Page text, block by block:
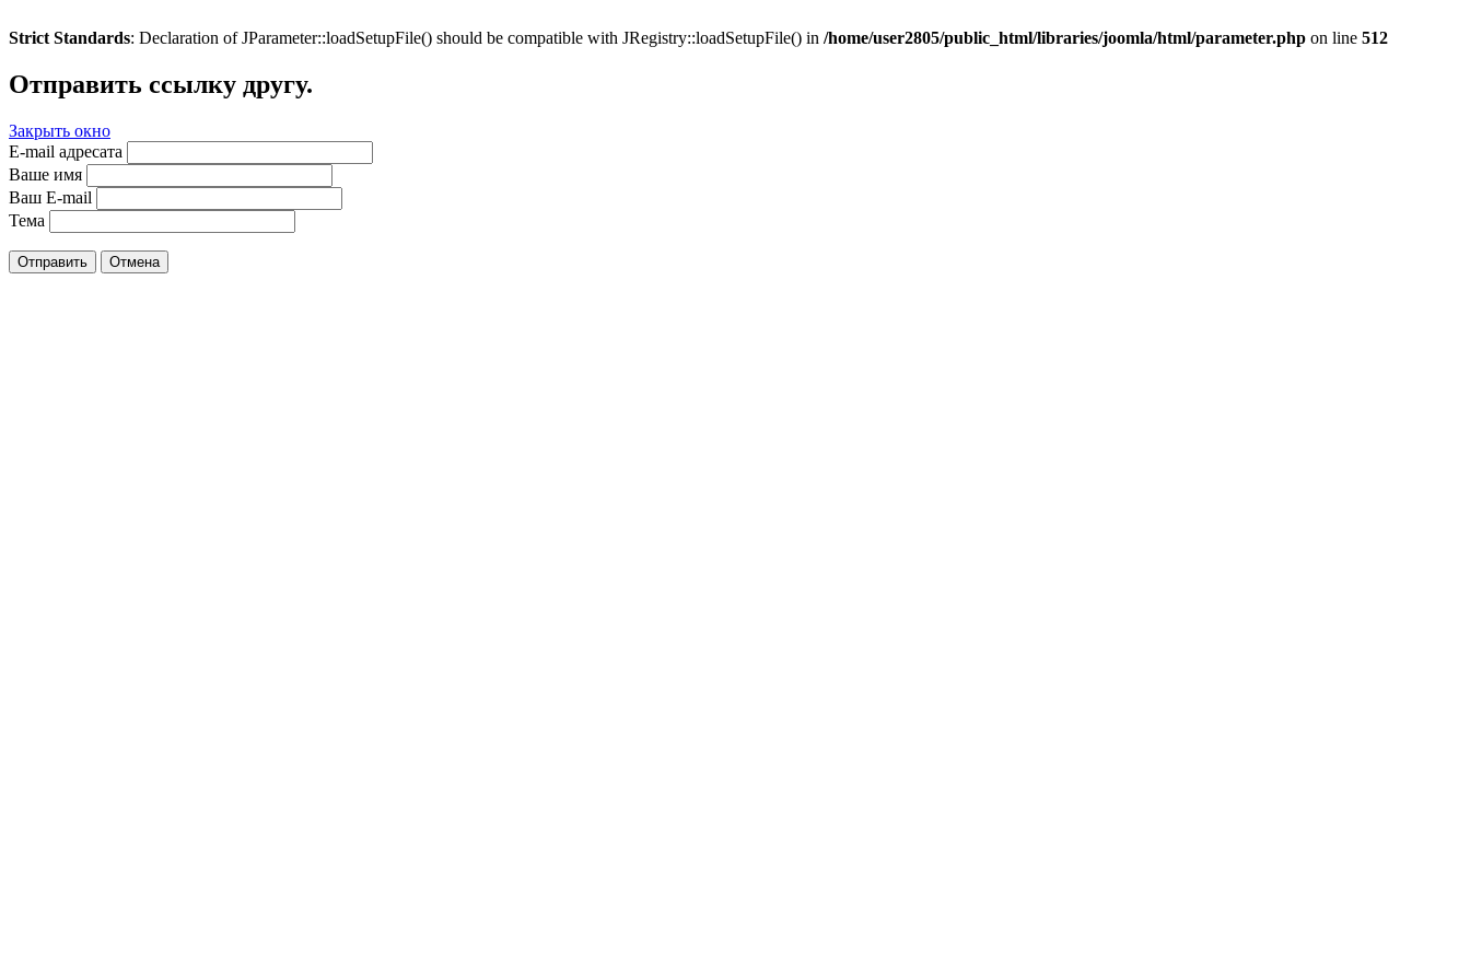
Strict Standards: Declaration of JParameter::loadSetupFile() should be compatible with JRegistry::loadSetupFile() in /home/user2805/public_html/libraries/joomla/html/parameter.php on line 512
Отправить ссылку другу.
Закрыть окно
E-mail адресата
Ваше имя
Ваш E-mail
Тема
Отправить Отмена